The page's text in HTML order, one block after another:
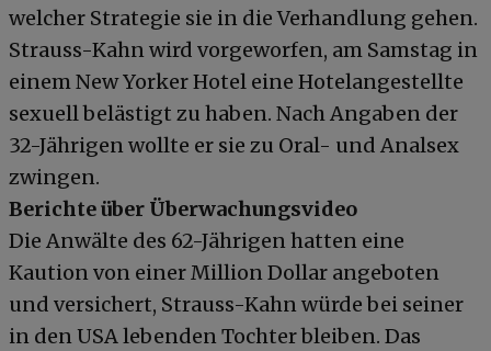
welcher Strategie sie in die Verhandlung gehen.
Strauss-Kahn wird vorgeworfen, am Samstag in
einem New Yorker Hotel eine Hotelangestellte
sexuell belästigt zu haben. Nach Angaben der
32-Jährigen wollte er sie zu Oral- und Analsex
zwingen.
Berichte über Überwachungsvideo
Die Anwälte des 62-Jährigen hatten eine
Kaution von einer Million Dollar angeboten
und versichert, Strauss-Kahn würde bei seiner
in den USA lebenden Tochter bleiben. Das